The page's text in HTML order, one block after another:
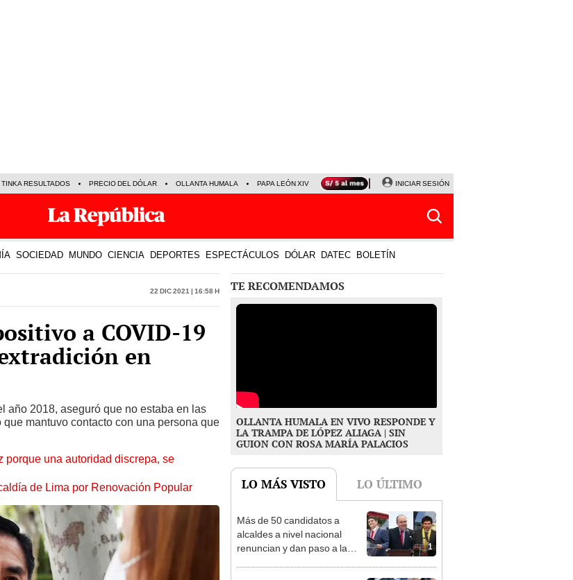
TINKA RESULTADOS PRECIO DEL DÓLAR OLLANTA HUMALA PAPA LEÓN XIV NALDY SALDAÑA LA BELLA LUZ
INICIAR SESIÓN
SOCIEDAD MUNDO CIENCIA DEPORTES ESPECTÁCULOS DÓLAR DATEC BOLETÍN
22 Dic 2021 | 16:58 h
a COVID-19
en
año 2018, aseguró que no estaba en las
mantuvo contacto con una persona que
porque una autoridad discrepa, se
de Lima por Renovación Popular
TE RECOMENDAMOS
OLLANTA HUMALA EN VIVO RESPONDE Y
LA TRAMPA DE LÓPEZ ALIAGA | SIN
GUION CON ROSA MARÍA PALACIOS
LO MÁS VISTO LO ÚLTIMO
1
Más de 50 candidatos a
alcaldes a nivel nacional
renuncian y dan paso a la